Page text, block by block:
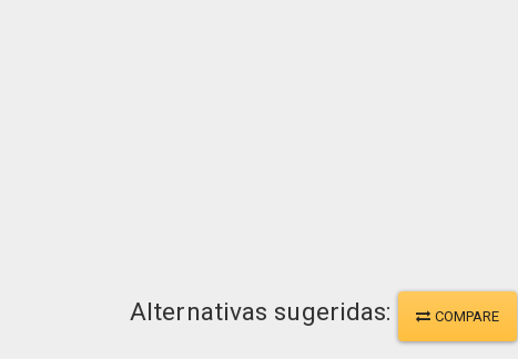
Alternativas sugeridas: COMPARE